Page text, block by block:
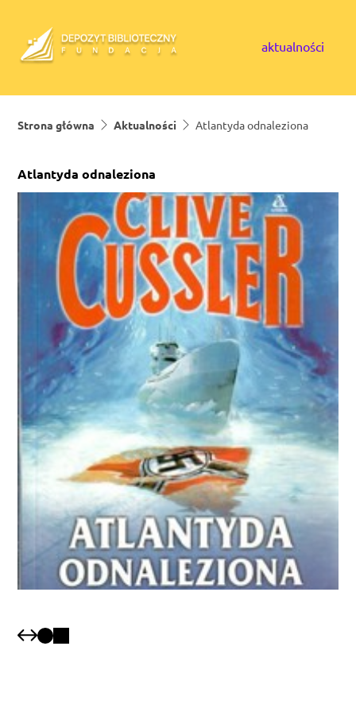
aktualności
Strona główna Aktualności Atlantyda odnaleziona
Atlantyda odnaleziona